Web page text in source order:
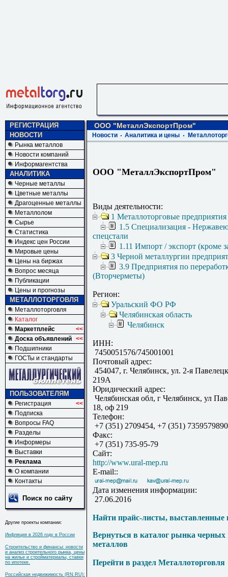
РЕГИСТРАЦИЯ
НОВОСТИ
Рынка металлов
Новости компаний
Информагентства
АНАЛИТИКА
Черные металлы
Цветные металлы
Драгоценные металлы
Металлолом
Сырье
Статистика
Индекс цен России
Мировые цены
Цены на биржах
Вопрос месяца
Публикации
Цены и прогнозы
МЕТАЛЛОТОРГОВЛЯ
Металлоторговля
Каталог
Маркетплейс
<<
Доска объявлений <<
Подшипники
ГОСТы и стандарты
ПОЛЬЗОВАТЕЛЯМ
Регистрация
<<
Подписка
Вопросы FAQ
Разделы
Информеры
Выставки
Реклама
О компании
Контакты
Поиск по сайту
Другие проекты компании:
Инфляция в 2026 году в России
Строительство и финансы: новости
и анализ строительного рынка, цены
на жилье и стройматериалы, ставки
по ипотеке.
Российская недвижимость (RN.RU):
ООО "МеталлЭкспортПром"
Новости Аналитика и цены
ООО "МеталлЭкспортПром"
Виды деятельности:
1 Металлоторговые
1.5 Специализация -
спецстали
1.11 Импорт / экспорт (кроме
3 Черной металлургии
3.9 Предприятия по
(Вторчерметы)
Регион:
Уральский ФО РФ
Челябинская область
Челябинск
ИНН:
7450051576/745001001
Почтовый адрес:
454047, г. Челябинск, ул. 2-я
219А
Юридический адрес:
Челябинская обл, г Челябинск, ул
18, оф 219
Телефон:
+7 (351) 2709454, +7 (351)
Факс:
+7 (351) 735-95-79
Сайт:
http://www.ural-mep.ru
E-mail::
Дата изменения информации:
27.06.2016
Найти прайс-листы, выставленные
Вернуться в каталог рынка
металлов
Перейти в раздел Металлоторговля